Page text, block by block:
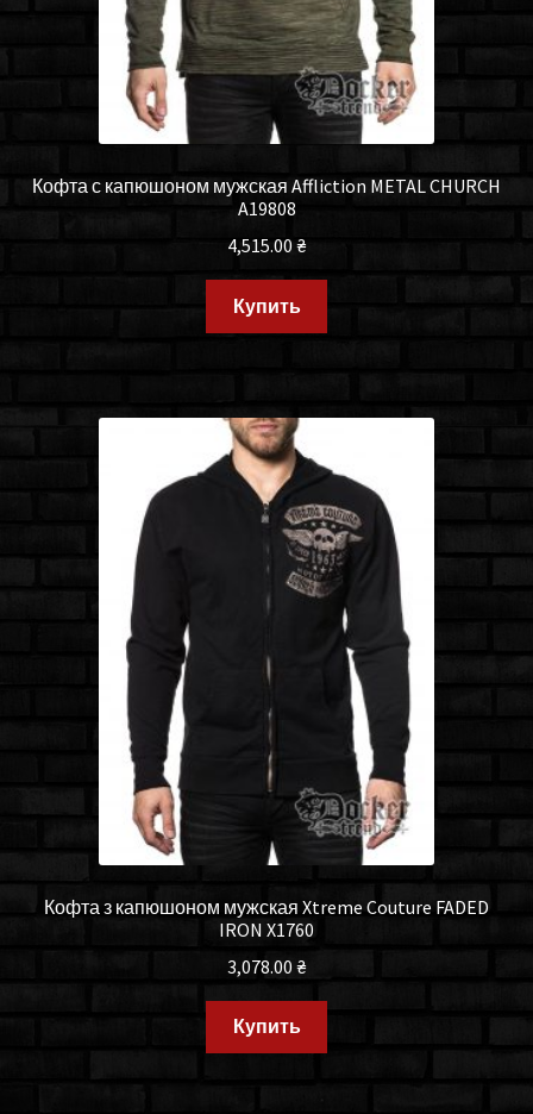
Кофта с капюшоном мужская Affliction METAL CHURCH
A19808
4,515.00₴
Купить
Кофта з капюшоном мужская Xtreme Couture FADED
IRON X1760
3,078.00 ₴
Купить